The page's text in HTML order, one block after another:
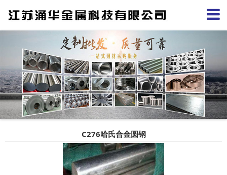
C276哈氏合金圆钢